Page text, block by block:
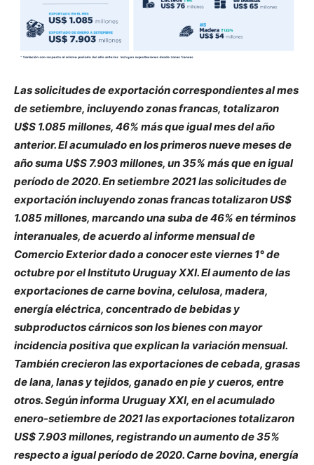
Las solicitudes de exportación correspondientes al mes
de setiembre, incluyendo zonas francas, totalizaron
U$S 1.085 millones, 46% más que igual mes del año
anterior. El acumulado en los primeros nueve meses de
año suma U$S 7.903 millones, un 35% más que en igual
período de 2020. En setiembre 2021 las solicitudes de
exportación incluyendo zonas francas totalizaron US$
1.085 millones, marcando una suba de 46% en términos
interanuales, de acuerdo al informe mensual de
Comercio Exterior dado a conocer este viernes 1° de
octubre por el Instituto Uruguay XXI. El aumento de las
exportaciones de carne bovina, celulosa, madera,
energía eléctrica, concentrado de bebidas y
subproductos cárnicos son los bienes con mayor
incidencia positiva que explican la variación mensual.
También crecieron las exportaciones de cebada, grasas
de lana, lanas y tejidos, ganado en pie y cueros, entre
otros. Según informa Uruguay XXI, en el acumulado
enero-setiembre de 2021 las exportaciones totalizaron
US$ 7.903 millones, registrando un aumento de 35%
respecto a igual período de 2020. Carne bovina, energía